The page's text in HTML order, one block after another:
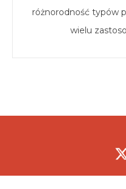
różnorodność typów
wielu